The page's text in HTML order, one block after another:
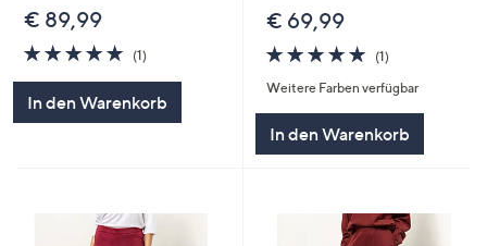
€ 89,99
5.0
von
(1)1
In den Warenkorb
€ 69,99
5.0
von
5
(1)1
Weitere Farben verfügbar
In den Warenkorb